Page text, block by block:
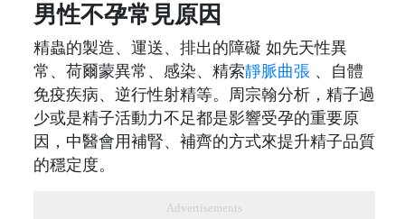
男性不孕常見原因
精蟲的製造、運送、排出的障礙 如先天性異
常、荷爾蒙異常、感染、精索靜脈曲張 、自體
免疫疾病、逆行性射精等。周宗翰分析，精子過
少或是精子活動力不足都是影響受孕的重要原
因，中醫會用補腎、補齊的方式來提升精子品質
的穩定度。
Advertisements